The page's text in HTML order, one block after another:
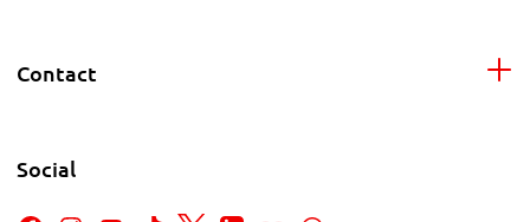
Contact
Social